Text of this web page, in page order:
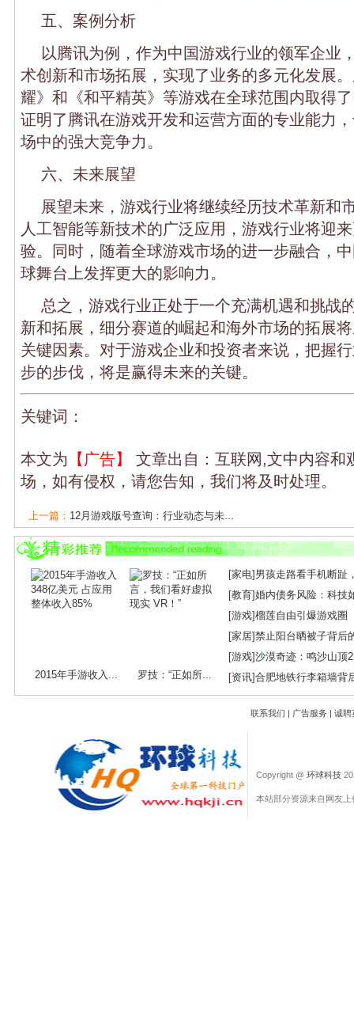
五、案例分析
以腾讯为例，作为中国游戏行业的领军企业
术创新和市场拓展，实现了业务的多元化发展
耀》和《和平精英》等游戏在全球范围内取得
证明了腾讯在游戏开发和运营方面的专业能力
场中的强大竞争力。
六、未来展望
展望未来，游戏行业将继续经历技术革新和
人工智能等新技术的广泛应用，游戏行业将迎
验。同时，随着全球游戏市场的进一步融合，
球舞台上发挥更大的影响力。
总之，游戏行业正处于一个充满机遇和挑战
新和拓展，细分赛道的崛起和海外市场的拓展
关键因素。对于游戏企业和投资者来说，把握
步的步伐，将是赢得未来的关键。
关键词：
本文为 【广告】
文章出自：互联网,文中内容和
场，如有侵权，请您告知，我们将及时处理。
上一篇： 12月游戏版号查询：行业动态与未...
下一篇：游戏行业景气度高，供需结构改善...
2015年手游收入... 罗技：“正如所...
[家电] 男孩走路看手机断趾
[教育]婚内债务风险：科技
[游戏]榴莲自由引爆游戏圈
[家居]禁止阳台晒被子背后
[游戏]沙漠奇迹：鸣沙山顶
[资讯]合肥地铁行李箱墙背
联系我们 | 广告服务 | 诚聘
Copyright @ 环球科技
本站部分资源来自网友